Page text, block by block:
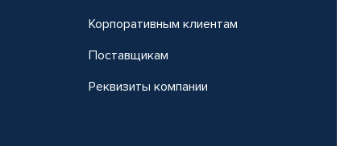
Корпоративным клиентам
Поставщикам
Реквизиты компании